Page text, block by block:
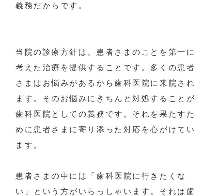
義務だからです。
当院の診療方針は、患者さまのことを第一に
考えた治療を提供することです。多くの患者
さまはお悩みがあるから歯科医院に来院され
ます。そのお悩みにきちんと対処することが
歯科医院としての義務です。それを果たすた
めに患者さまに寄り添った対応を心がけてい
ます。
患者さまの中には「歯科医院に行きたくな
い」という方がいらっしゃいます。それは歯